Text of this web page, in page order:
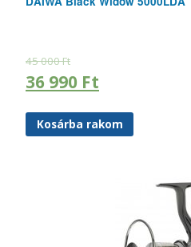
45 000Ft
36 990 Ft
Kosárba rakom